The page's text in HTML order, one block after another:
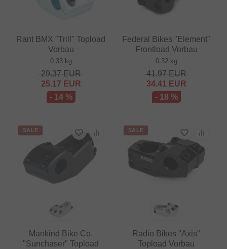
Rant BMX "Trill" Topload
Vorbau
0.33 kg
29.37EUR
25.17 EUR
- 14 %
Federal Bikes "Element"
Frontload Vorbau
0.32 kg
41.97EUR
34.41 EUR
- 18 %
SALE
Mankind Bike Co.
"Sunchaser" Topload
SALE
Radio Bikes "Axis"
Topload Vorbau